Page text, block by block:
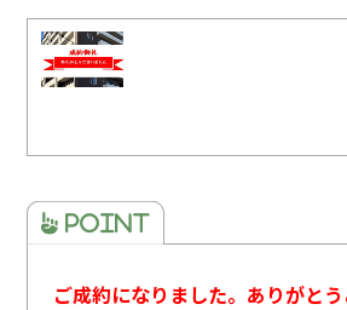
ご成約になりました。ありがと